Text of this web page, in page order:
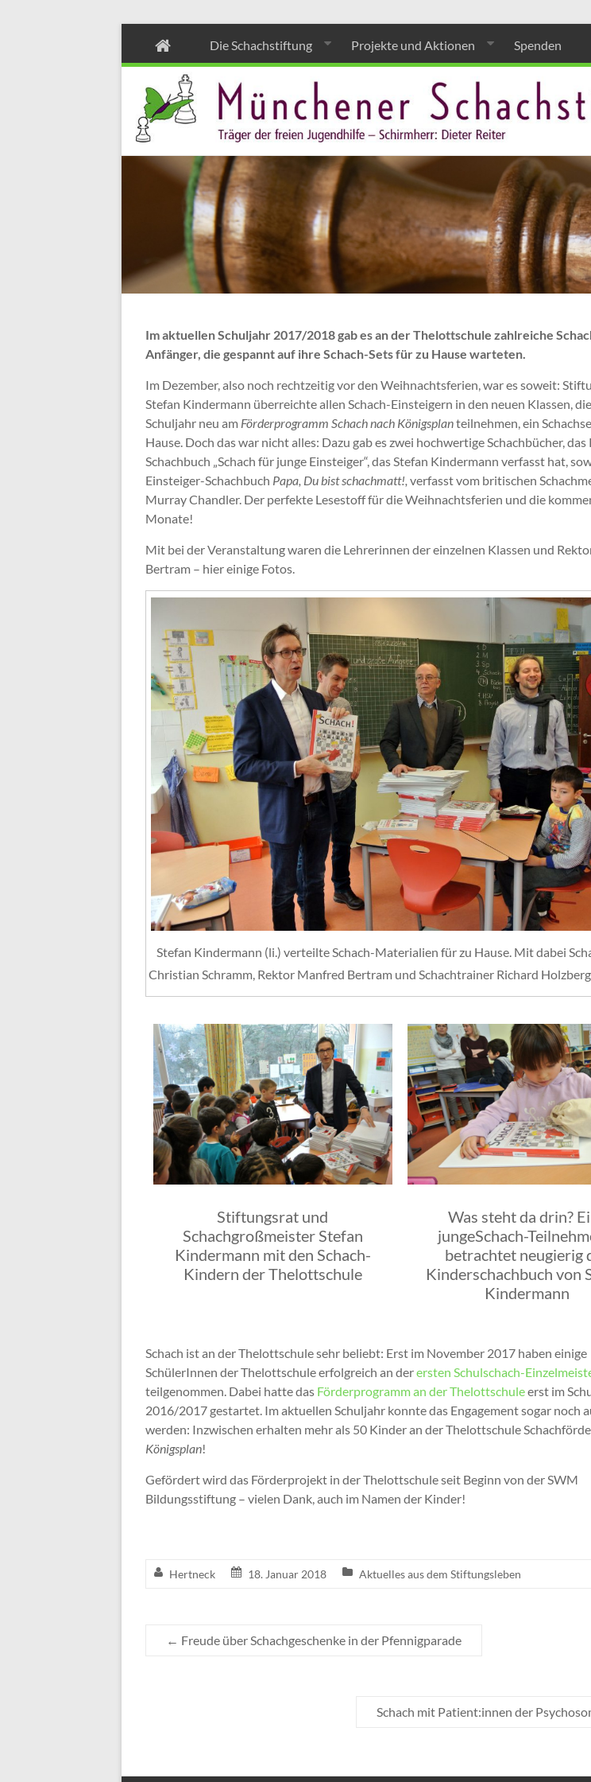
Die Schachstiftung Projekte und Aktionen Spenden
Im aktuellen Schuljahr 2017/2018 gab es an der Thelottschule zahlreiche
Anfänger, die gespannt auf ihre Schach-Sets für zu Hause warteten.
Im Dezember, also noch rechtzeitig vor den Weihnachtsferien, war es soweit:
Stefan Kindermann überreichte allen Schach-Einsteigern in den neuen Klassen,
Schuljahr neu am Förderprogramm Schach nach Königsplanteilnehmen, ein
Hause. Doch das war nicht alles: Dazu gab es zwei hochwertige Schachbücher,
Schachbuch „Schach für junge Einsteiger“, das Stefan Kindermann verfasst hat,
Einsteiger-Schachbuch Papa, Du bist schachmatt!, verfasst vom britischen
Murray Chandler. Der perfekte Lesestoff für die Weihnachtsferien und die
Monate!
Mit bei der Veranstaltung waren die Lehrerinnen der einzelnen Klassen und
Bertram – hier einige Fotos.
Stefan Kindermann (li.) verteilte Schach-Materialien für zu Hause. Mit dabei
Christian Schramm, Rektor Manfred Bertram und Schachtrainer Richard
Stiftungsrat und
Schachgroßmeister Stefan
Kindermann mit den Schach-
Kindern der Thelottschule
Was steht da drin?
jungeSchach-
betrachtet neugierig
Kinderschachbuch von
Kindermann
Schach ist an der Thelottschule sehr beliebt: Erst im November 2017 haben einige
SchülerInnen der Thelottschule erfolgreich an derersten Schulschach-
teilgenommen. Dabei hatte das Förderprogramm an der Thelottschuleerst im
2016/2017 gestartet. Im aktuellen Schuljahr konnte das Engagement sogar noch
werden: Inzwischen erhalten mehr als 50 Kinder an der Thelottschule
Königsplan!
Gefördert wird das Förderprojekt in der Thelottschule seit Beginn von der SWM
Bildungsstiftung – vielen Dank, auch im Namen der Kinder!
Hertneck 18. Januar 2018 Aktuelles aus dem Stiftungsleben
← Freude über Schachgeschenke in der Pfennigparade
Schach mit Patient:innen der